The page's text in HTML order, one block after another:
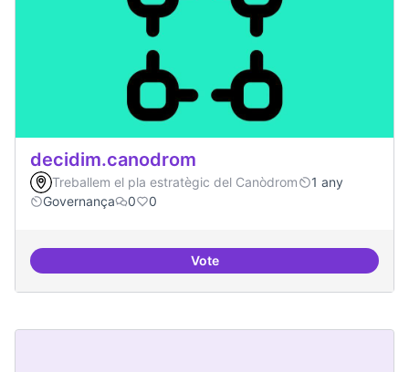
decidim.canodrom
Treballem el pla estratègic del Canòdrom
1 any
Governança
0 0
Votedecidim.canodrom